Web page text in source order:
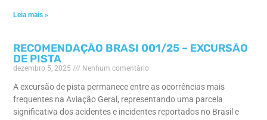
Leia mais »
RECOMENDAÇÃO BRASI 001/25 – EXCURSÃO
DE PISTA
dezembro 5, 2025 Nenhum comentário
A excursão de pista permanece entre as ocorrências mais
frequentes na Aviação Geral, representando uma parcela
significativa dos acidentes e incidentes reportados no Brasil e